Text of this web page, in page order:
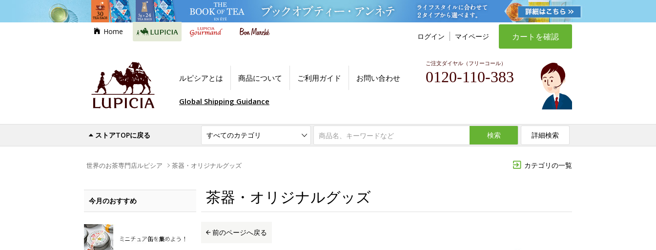
Home
ログイン マイページ カートを確認
ルピシアとは 商品について ご利用ガイド お問い合わせ
ご注文ダイヤル（フリーコール）
0120-110-383
Global Shipping Guidance
ストアTOPに戻る 検索 詳細検索
カテゴリの一覧
世界のお茶専門店ルピシア 茶器・オリジナルグッズ
茶器・オリジナルグッズ
前のページへ戻る
今月のおすすめ